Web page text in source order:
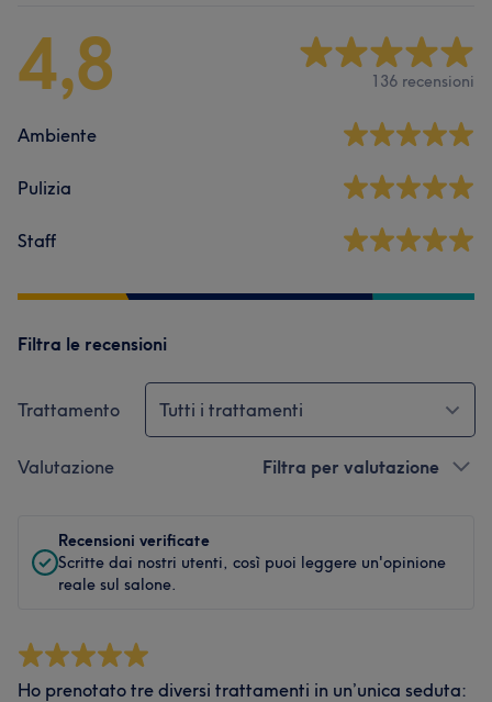
4,8 136 recensioni
Ambiente
Pulizia
Staff
Filtra le recensioni
Trattamento Tutti i trattamenti
Valutazione Filtra per valutazione
Recensioni verificate
Scritte dai nostri utenti, così puoi leggere un'opinione
reale sul salone.
Ho prenotato tre diversi trattamenti in un’unica seduta: